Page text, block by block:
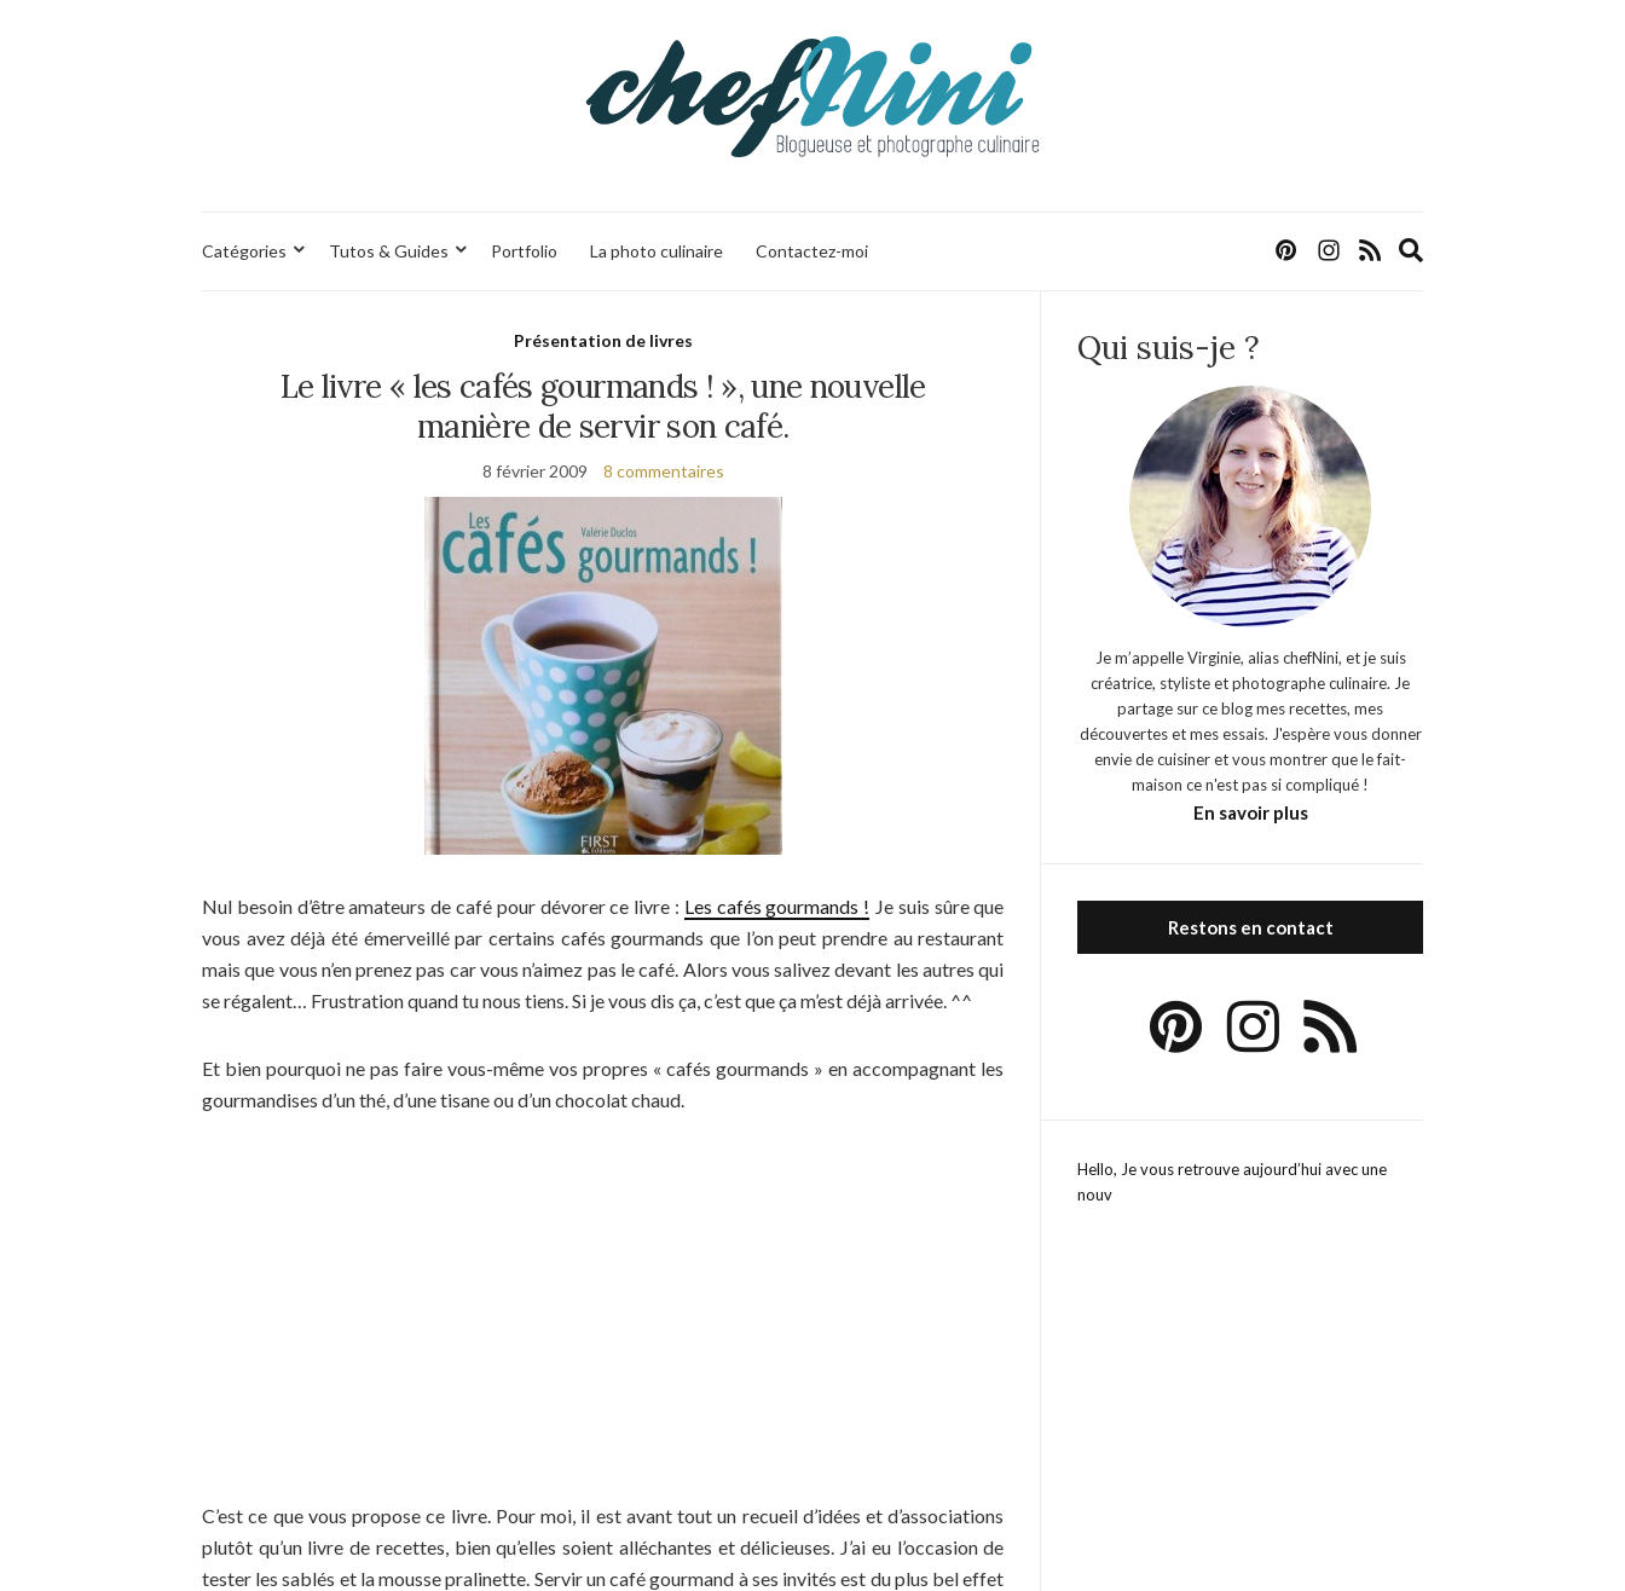
Catégories Tutos & Guides Portfolio La photo culinaire Contactez-moi
Présentation de livres
Le livre « les cafés gourmands ! », une nouvelle
manière de servir son café.
8 février 2009 8 commentaires
Nul besoin d’être amateurs de café pour dévorer ce livre : Les cafés gourmands ! Je suis sûre que
vous avez déjà été émerveillé par certains cafés gourmands que l’on peut prendre au restaurant
mais que vous n’en prenez pas car vous n’aimez pas le café. Alors vous salivez devant les autres qui
se régalent… Frustration quand tu nous tiens. Si je vous dis ça, c’est que ça m’est déjà arrivée. ^^
Et bien pourquoi ne pas faire vous-même vos propres « cafés gourmands » en accompagnant les
gourmandises d’un thé, d’une tisane ou d’un chocolat chaud.
C’est ce que vous propose ce livre. Pour moi, il est avant tout un recueil d’idées et d’associations
plutôt qu’un livre de recettes, bien qu’elles soient alléchantes et délicieuses. J’ai eu l’occasion de
tester les sablés et la mousse pralinette. Servir un café gourmand à ses invités est du plus bel effet
Qui suis-je ?
Je m’appelle Virginie, alias chefNini, et je suis
créatrice, styliste et photographe culinaire. Je
partage sur ce blog mes recettes, mes
découvertes et mes essais. J'espère vous donner
envie de cuisiner et vous montrer que le fait-
maison ce n'est pas si compliqué !
En savoir plus
Restons en contact
Hello, Je vous retrouve aujourd’hui avec une
nouv